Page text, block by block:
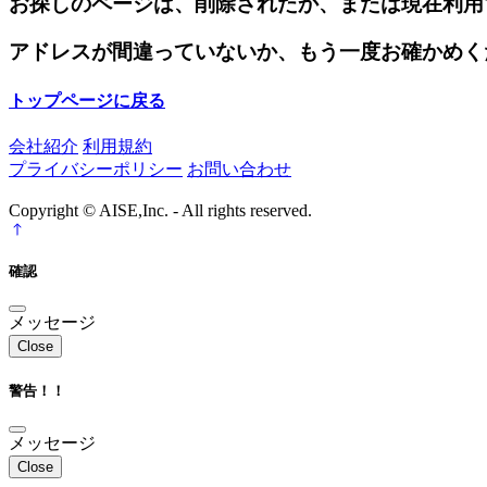
アドレスが間違っていないか、もう一度お確かめ
トップページに戻る
会社紹介 利用規約
プライバシーポリシー お問い合わせ
Copyright © AISE,Inc. - All rights reserved.
確認
メッセージ
Close
警告！！
メッセージ
Close